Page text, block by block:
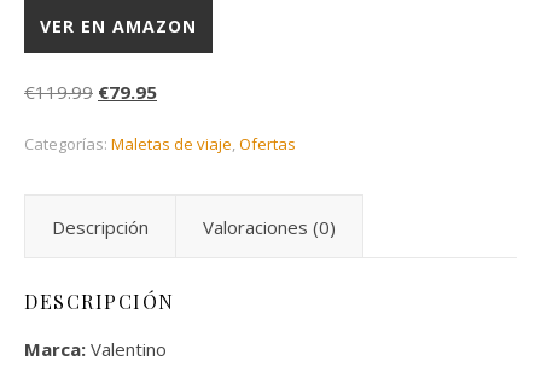
VER EN AMAZON
€119.99 El precio original era: €119.99.
€79.95El precio actual es: €79.95.
Categorías: Maletas de viaje,Ofertas
Descripción Valoraciones (0)
DESCRIPCIÓN
Marca: Valentino